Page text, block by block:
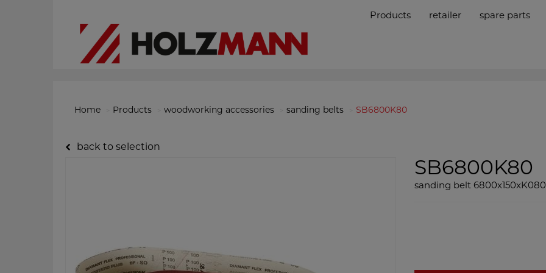
Products retailer spare parts
Home Products woodworking accessories sanding belts SB6800K80
back to selection
SB6800K80
sanding belt 6800x150xK080